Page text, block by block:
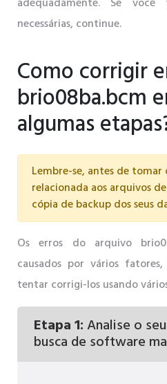
necessárias, continue.
Como corrigir
brio08ba.bcm
algumas
Lembre-se, antes de
relacionada aos arquivos
cópia de backup dos seus
Os erros do arquivo
causados ​​por vários
tentar corrigi-los usando
Etapa 1:Analise o
busca de software